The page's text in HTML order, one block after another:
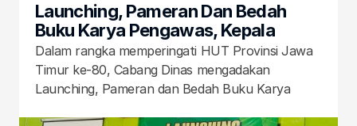
Launching, Pameran Dan Bedah
Buku Karya Pengawas, Kepala
Sekolah, Gtk Dan Siswa Cabang
Dinas Pendidikan Wilayah Blitar
Dalam rangka memperingati HUT Provinsi Jawa
Timur ke-80, Cabang Dinas mengadakan
Launching, Pameran dan Bedah Buku Karya